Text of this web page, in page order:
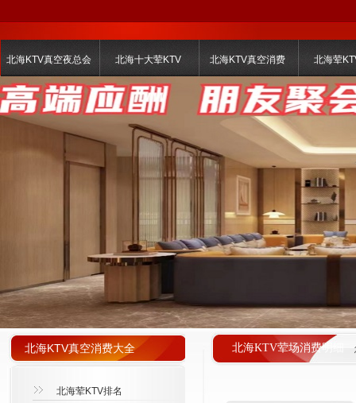
北海KTV真空夜总会 北海十大荤KTV 北海KTV真空消费 北海荤
北海KTV荤场消费明细
北海KTV真空消费大全
北海荤KTV排名